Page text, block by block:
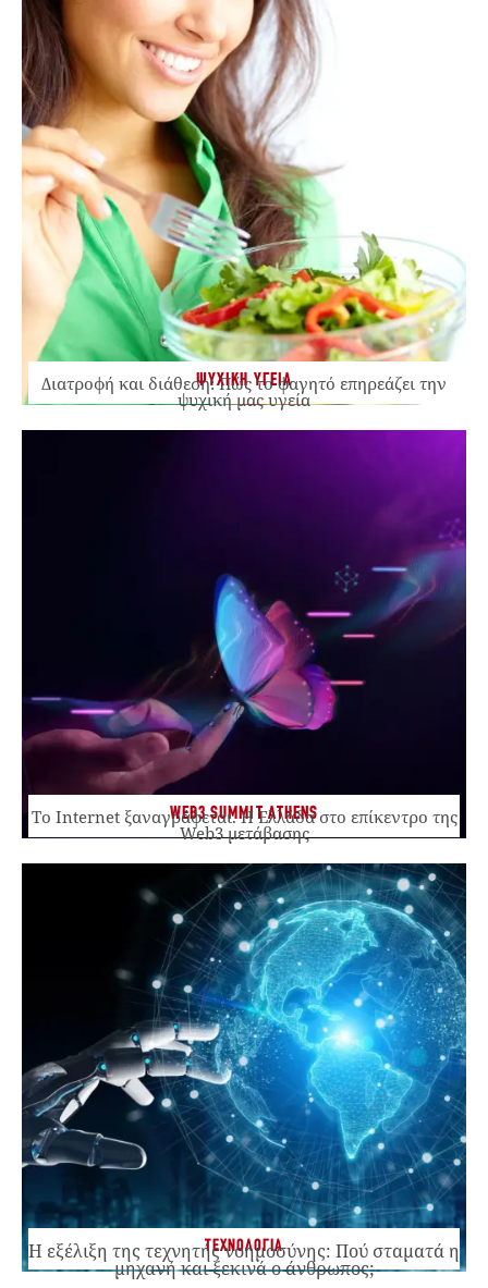
ΨΥΧΙΚΗ ΥΓΕΙΑ
Διατροφή και διάθεση: Πώς το φαγητό επηρεάζει την
ψυχική μας υγεία
WEB3 SUMMIT ATHENS
Το Internet ξαναγράφεται. Η Ελλάδα στο επίκεντρο της
Web3 μετάβασης
ΤΕΧΝΟΛΟΓΙΑ
Η εξέλιξη της τεχνητής νοημοσύνης: Πού σταματά η
μηχανή και ξεκινά ο άνθρωπος;